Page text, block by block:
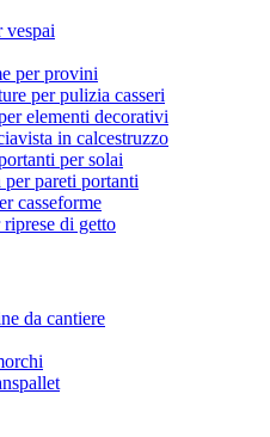
vespai
per provini
per pulizia casseri
elementi decorativi
in calcestruzzo
per solai
per pareti portanti
casseforme
di getto
da cantiere